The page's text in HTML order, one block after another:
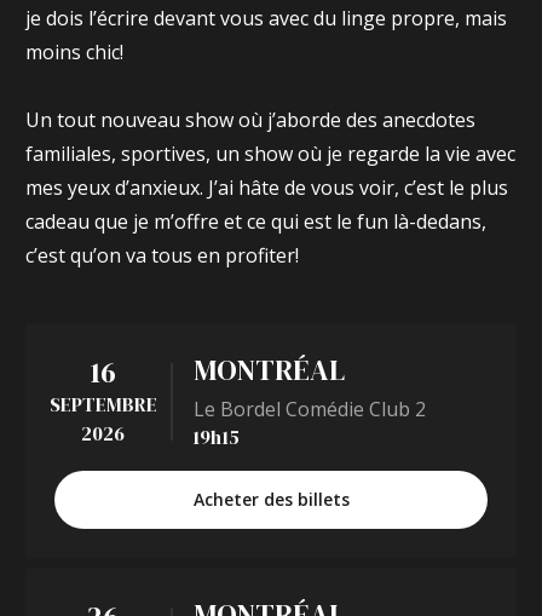
je dois l’écrire devant vous avec du linge propre, mais
moins chic!
Un tout nouveau show où j’aborde des anecdotes
familiales, sportives, un show où je regarde la vie avec
mes yeux d’anxieux. J’ai hâte de vous voir, c’est le plus
cadeau que je m’offre et ce qui est le fun là-dedans,
c’est qu’on va tous en profiter!
16
SEPTEMBRE
2026
MONTRÉAL
Le Bordel Comédie Club 2
19h15
Acheter des billets